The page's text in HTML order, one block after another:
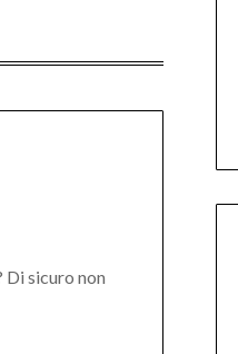
Di sicuro non